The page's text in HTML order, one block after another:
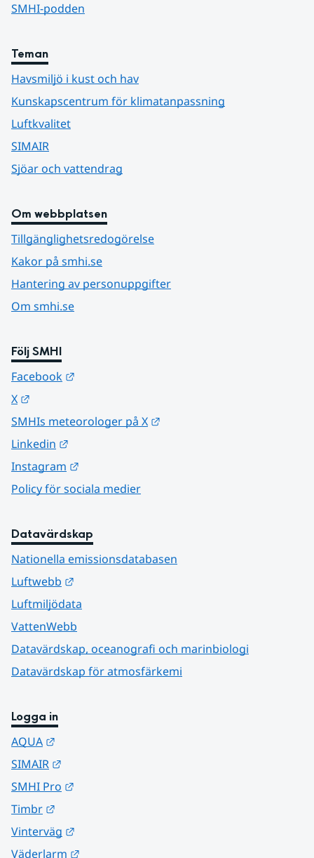
SMHI-podden
Teman
Havsmiljö i kust och hav
Kunskapscentrum för klimatanpassning
Luftkvalitet
SIMAIR
Sjöar och vattendrag
Om webbplatsen
Tillgänglighetsredogörelse
Kakor på smhi.se
Hantering av personuppgifter
Om smhi.se
Följ SMHI
Facebook
X
SMHIs meteorologer på X
Linkedin
Instagram
Policy för sociala medier
Datavärdskap
Nationella emissionsdatabasen
Luftwebb
Luftmiljödata
VattenWebb
Datavärdskap, oceanografi och marinbiologi
Datavärdskap för atmosfärkemi
Logga in
AQUA
SIMAIR
SMHI Pro
Timbr
Vinterväg
Väderlarm